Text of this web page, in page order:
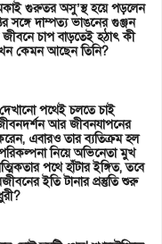
গুরুতর অসু’স্থ হয়ে পড়লেন
সঙ্গে দাম্পত্য ভাঙনের গুঞ্জন
জীবনে চাপ বাড়তেই হঠাৎ কী
কেমন আছেন তিনি?
দেখানো পথেই চলতে চাই
আর জীবনযাপনের
এবারও তার ব্যতিক্রম হল
নিয়ে অভিনেতা মুখ
পথে হাঁটার ইঙ্গিত, তবে
ইতি টানার প্রস্তুতি শুরু